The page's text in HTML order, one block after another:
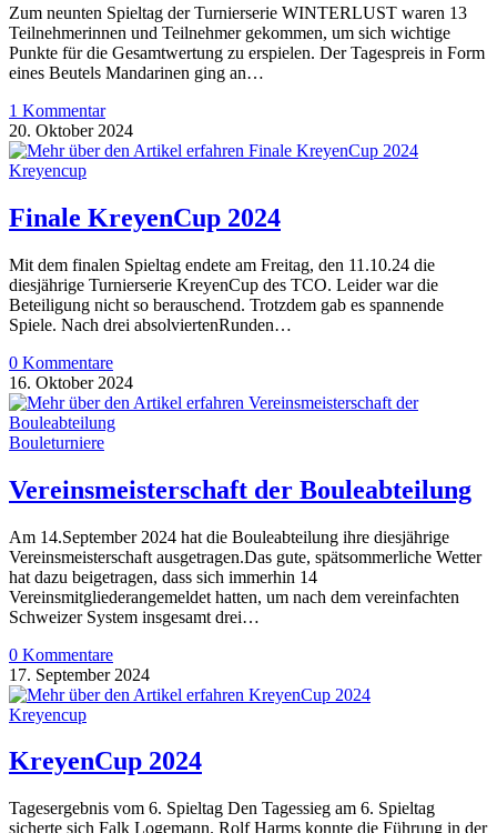
Zum neunten Spieltag der Turnierserie WINTERLUST waren 13
Teilnehmerinnen und Teilnehmer gekommen, um sich wichtige
Punkte für die Gesamtwertung zu erspielen. Der Tagespreis in Form
eines Beutels Mandarinen ging an…
1 Kommentar
20. Oktober 2024
Kreyencup
Finale KreyenCup 2024
Mit dem finalen Spieltag endete am Freitag, den 11.10.24 die
diesjährige Turnierserie KreyenCup des TCO. Leider war die
Beteiligung nicht so berauschend. Trotzdem gab es spannende
Spiele. Nach drei absolviertenRunden…
0 Kommentare
16. Oktober 2024
Bouleturniere
Vereinsmeisterschaft der Bouleabteilung
Am 14.September 2024 hat die Bouleabteilung ihre diesjährige
Vereinsmeisterschaft ausgetragen.Das gute, spätsommerliche Wetter
hat dazu beigetragen, dass sich immerhin 14
Vereinsmitgliederangemeldet hatten, um nach dem vereinfachten
Schweizer System insgesamt drei…
0 Kommentare
17. September 2024
Kreyencup
KreyenCup 2024
Tagesergebnis vom 6. Spieltag Den Tagessieg am 6. Spieltag
sicherte sich Falk Logemann. Rolf Harms konnte die Führung in der